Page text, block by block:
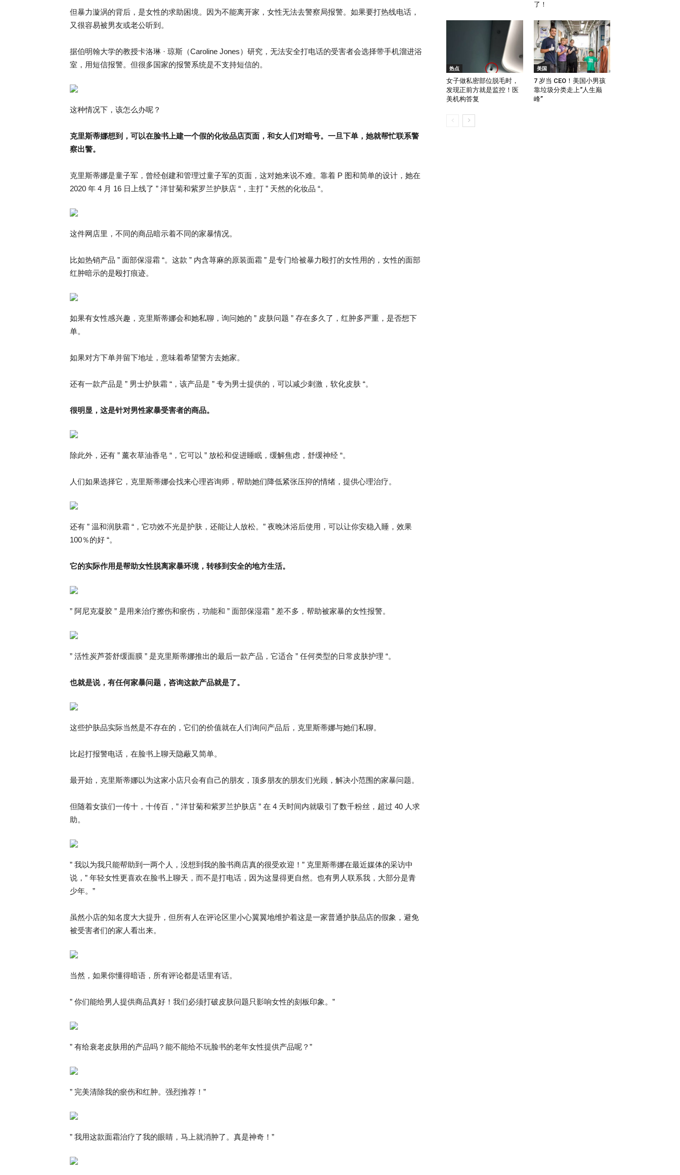
但暴力漩涡的背后，是女性的求助困境。因为不能离开家，女性无法去警察局报警。如果要打热线电话，
又很容易被男友或老公听到。
据伯明翰大学的教授卡洛琳 · 琼斯（Caroline Jones）研究，无法安全打电话的受害者会选择带手机溜进浴
室，用短信报警。但很多国家的报警系统是不支持短信的。
这种情况下，该怎么办呢？
克里斯蒂娜想到，可以在脸书上建一个假的化妆品店页面，和女人们对暗号。一旦下单，她就帮忙联系警
察出警。
克里斯蒂娜是童子军，曾经创建和管理过童子军的页面，这对她来说不难。靠着 P 图和简单的设计，她在
2020 年 4 月 16 日上线了 ” 洋甘菊和紫罗兰护肤店 “，主打 ” 天然的化妆品 “。
这件网店里，不同的商品暗示着不同的家暴情况。
比如热销产品 ” 面部保湿霜 “。这款 ” 内含荨麻的原装面霜 ” 是专门给被暴力殴打的女性用的，女性的面部
红肿暗示的是殴打痕迹。
如果有女性感兴趣，克里斯蒂娜会和她私聊，询问她的 ” 皮肤问题 ” 存在多久了，红肿多严重，是否想下
单。
如果对方下单并留下地址，意味着希望警方去她家。
还有一款产品是 ” 男士护肤霜 “，该产品是 ” 专为男士提供的，可以减少刺激，软化皮肤 “。
很明显，这是针对男性家暴受害者的商品。
除此外，还有 ” 薰衣草油香皂 “，它可以 ” 放松和促进睡眠，缓解焦虑，舒缓神经 “。
人们如果选择它，克里斯蒂娜会找来心理咨询师，帮助她们降低紧张压抑的情绪，提供心理治疗。
还有 ” 温和润肤霜 “，它功效不光是护肤，还能让人放松。” 夜晚沐浴后使用，可以让你安稳入睡，效果
100％的好 “。
它的实际作用是帮助女性脱离家暴环境，转移到安全的地方生活。
” 阿尼克凝胶 ” 是用来治疗擦伤和瘀伤，功能和 ” 面部保湿霜 ” 差不多，帮助被家暴的女性报警。
” 活性炭芦荟舒缓面膜 ” 是克里斯蒂娜推出的最后一款产品，它适合 ” 任何类型的日常皮肤护理 “。
也就是说，有任何家暴问题，咨询这款产品就是了。
这些护肤品实际当然是不存在的，它们的价值就在人们询问产品后，克里斯蒂娜与她们私聊。
比起打报警电话，在脸书上聊天隐蔽又简单。
最开始，克里斯蒂娜以为这家小店只会有自己的朋友，顶多朋友的朋友们光顾，解决小范围的家暴问题。
但随着女孩们一传十，十传百，” 洋甘菊和紫罗兰护肤店 ” 在 4 天时间内就吸引了数千粉丝，超过 40 人求
助。
” 我以为我只能帮助到一两个人，没想到我的脸书商店真的很受欢迎！” 克里斯蒂娜在最近媒体的采访中
说，” 年轻女性更喜欢在脸书上聊天，而不是打电话，因为这显得更自然。也有男人联系我，大部分是青
少年。”
虽然小店的知名度大大提升，但所有人在评论区里小心翼翼地维护着这是一家普通护肤品店的假象，避免
被受害者们的家人看出来。
当然，如果你懂得暗语，所有评论都是话里有话。
” 你们能给男人提供商品真好！我们必须打破皮肤问题只影响女性的刻板印象。”
” 有给衰老皮肤用的产品吗？能不能给不玩脸书的老年女性提供产品呢？”
” 完美清除我的瘀伤和红肿。强烈推荐！”
” 我用这款面霜治疗了我的眼睛，马上就消肿了。真是神奇！”
了！
热点
女子做私密部位脱毛时，
发现正前方就是监控！医
美机构答复
美国
7 岁当 CEO！美国小男孩
靠垃圾分类走上“人生巅
峰”